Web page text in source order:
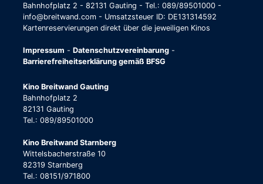
Bahnhofplatz 2 - 82131 Gauting - Tel.: 089/89501000 -
info@breitwand.com - Umsatzsteuer ID: DE131314592
Kartenreservierungen direkt über die jeweiligen Kinos
Impressum - Datenschutzvereinbarung -
Barrierefreiheitserklärung gemäß BFSG
Kino Breitwand Gauting
Bahnhofplatz 2
82131 Gauting
Tel.: 089/89501000
Kino Breitwand Starnberg
Wittelsbacherstraße 10
82319 Starnberg
Tel.: 08151/971800